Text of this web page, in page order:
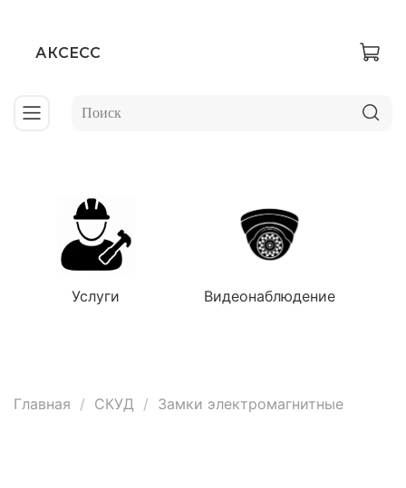
АКСЕСС
Услуги Видеонаблюдение
Главная СКУД Замки электромагнитные